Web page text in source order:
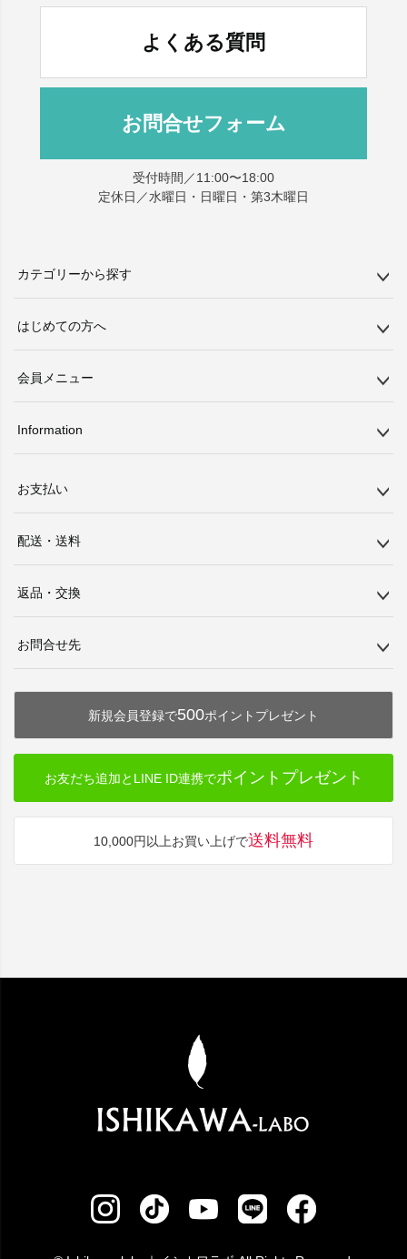
よくある質問
お問合せフォーム
受付時間／11:00〜18:00
定休日／水曜日・日曜日・第3木曜日
カテゴリーから探す
はじめての方へ
会員メニュー
Information
お支払い
配送・送料
返品・交換
お問合せ先
新規会員登録で500ポイントプレゼント
お友だち追加とLINE ID連携でポイントプレゼント
10,000円以上お買い上げで送料無料